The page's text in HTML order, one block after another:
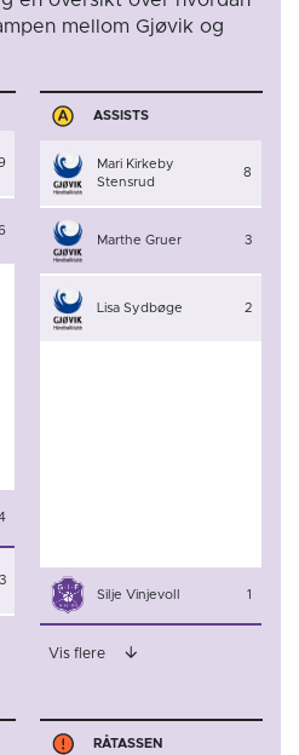
mellom Gjøvik og
3
ASSISTS
Mari Kirkeby
Stensrud
8
Marthe Gruer 3
Lisa Sydbøge 2
Silje Vinjevoll 1
Vis flere
RÅTASSEN